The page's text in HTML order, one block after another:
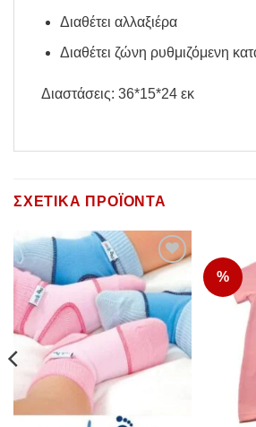
Διαθέτει αλλαξιέρα
Διαθέτει ζώνη ρυθμιζόμενη
Διαστάσεις: 36*15*24 εκ
ΣΧΕΤΙΚΆ ΠΡΟΪΌΝΤΑ
Add to
Wishlist
%